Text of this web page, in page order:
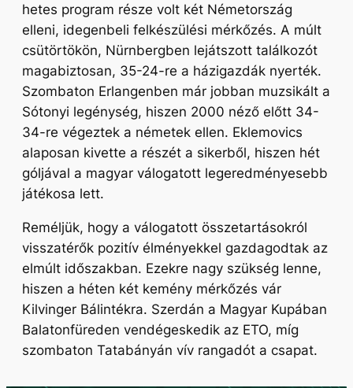
hetes program része volt két Németország
elleni, idegenbeli felkészülési mérkőzés. A múlt
csütörtökön, Nürnbergben lejátszott találkozót
magabiztosan, 35-24-re a házigazdák nyerték.
Szombaton Erlangenben már jobban muzsikált a
Sótonyi legénység, hiszen 2000 néző előtt 34-
34-re végeztek a németek ellen. Eklemovics
alaposan kivette a részét a sikerből, hiszen hét
góljával a magyar válogatott legeredményesebb
játékosa lett.
Reméljük, hogy a válogatott összetartásokról
visszatérők pozitív élményekkel gazdagodtak az
elmúlt időszakban. Ezekre nagy szükség lenne,
hiszen a héten két kemény mérkőzés vár
Kilvinger Bálintékra. Szerdán a Magyar Kupában
Balatonfüreden vendégeskedik az ETO, míg
szombaton Tatabányán vív rangadót a csapat.